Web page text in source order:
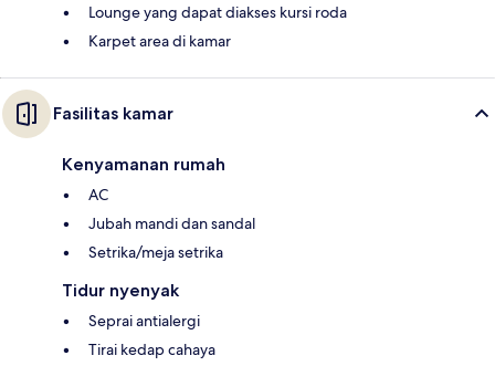
Lounge yang dapat diakses kursi roda
Karpet area di kamar
Fasilitas kamar
Kenyamanan rumah
AC
Jubah mandi dan sandal
Setrika/meja setrika
Tidur nyenyak
Seprai antialergi
Tirai kedap cahaya